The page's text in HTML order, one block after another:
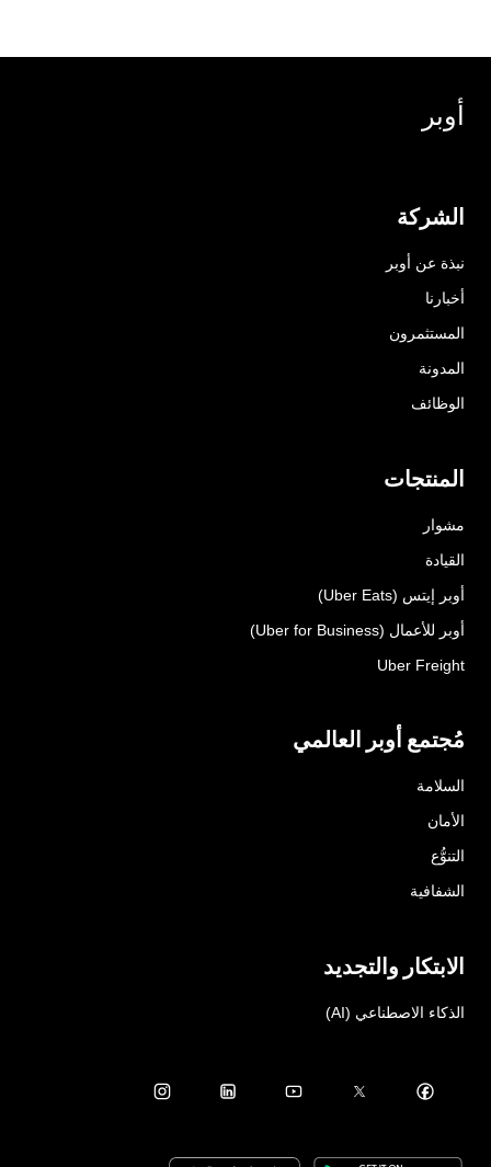
أوبر
الشركة
نبذة عن أوبر
أخبارنا
المستثمرون
المدونة
الوظائف
المنتجات
مشوار
القيادة
أوبر إيتس (Uber Eats)
أوبر للأعمال (Uber for Business)
Uber Freight
مُجتمع أوبر العالمي
السلامة
الأمان
التنوُّع
الشفافية
الابتكار والتجديد
الذكاء الاصطناعي (AI)